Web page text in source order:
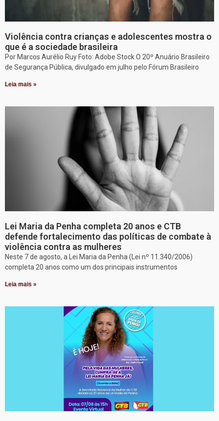
Violência contra crianças e adolescentes mostra o
que é a sociedade brasileira
Por Marcos Aurélio Ruy Foto: Adobe Stock O 20º Anuário Brasileiro
de Segurança Pública, divulgado em julho pelo Fórum Brasileiro
Leia mais »
Lei Maria da Penha completa 20 anos e CTB
defende fortalecimento das políticas de combate à
violência contra as mulheres
Neste 7 de agosto, a Lei Maria da Penha (Lei nº 11.340/2006)
completa 20 anos como um dos principais instrumentos
Leia mais »